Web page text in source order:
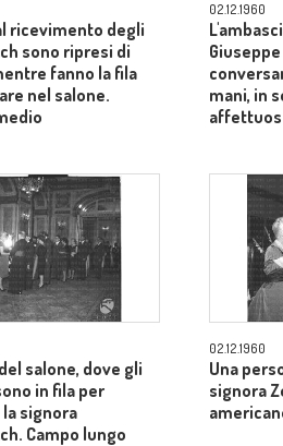
ricevimento degli
sono ripresi di
fanno la fila
nel salone.
02.12.1960
mani, in
salone, dove gli
in fila per
signora
Campo lungo
02.12.1960
Una
signora